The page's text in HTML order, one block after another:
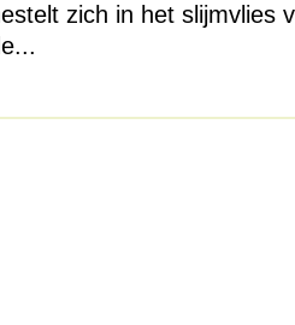
zich in het slijmvlies